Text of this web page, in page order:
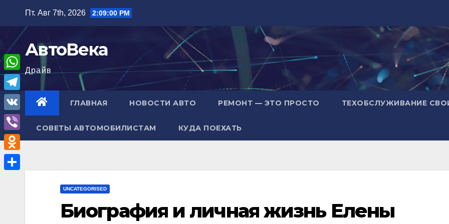
содержимому
Пт. Авг 7th, 2026 2:09:01 PM
АвтоВека
Драйв
ГЛАВНАЯ НОВОСТИ АВТО РЕМОНТ — ЭТО ПРОСТО ТЕХОБСЛУЖИВАНИЕ
СОВЕТЫ АВТОМОБИЛИСТАМ КУДА ПОЕХАТЬ
UNCATEGORISED
Биография и личная жизнь Елены
W
h
a
A
T
e
l
e
g
V
K
V
i
b
O